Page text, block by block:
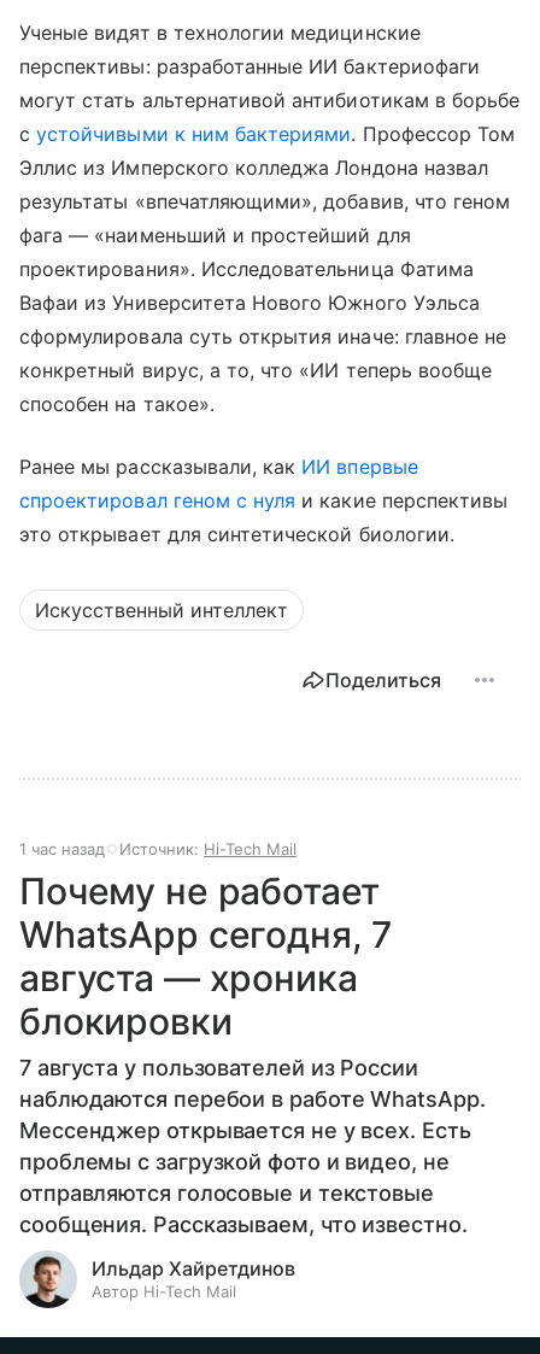
Ученые видят в технологии медицинские
перспективы: разработанные ИИ бактериофаги
могут стать альтернативой антибиотикам в борьбе
сустойчивыми к ним бактериями. Профессор Том
Эллис из Имперского колледжа Лондона назвал
результаты «впечатляющими», добавив, что геном
фага — «наименьший и простейший для
проектирования». Исследовательница Фатима
Вафаи из Университета Нового Южного Уэльса
сформулировала суть открытия иначе: главное не
конкретный вирус, а то, что «ИИ теперь вообще
способен на такое».
Ранее мы рассказывали, как ИИ впервые
спроектировал геном с нуля и какие перспективы
это открывает для синтетической биологии.
Искусственный интеллект
Поделиться
1 час назад Источник: Hi-Tech Mail
Почему не работает
WhatsApp сегодня, 7
августа — хроника
блокировки
7 августа у пользователей из России
наблюдаются перебои в работе WhatsApp.
Мессенджер открывается не у всех. Есть
проблемы с загрузкой фото и видео, не
отправляются голосовые и текстовые
сообщения. Рассказываем, что известно.
Ильдар Хайретдинов
Автор Hi-Tech Mail